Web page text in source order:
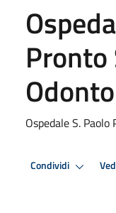
Pronto
Ospedale S.
Condividi